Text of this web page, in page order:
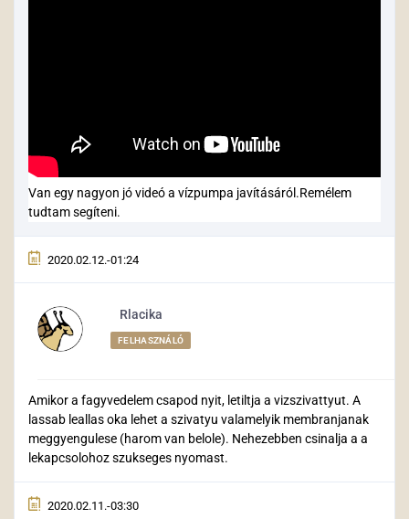
Van egy nagyon jó videó a vízpumpa javításáról.Remélem
tudtam segíteni.
2020.02.12.-01:24
Rlacika
FELHASZNÁLÓ
Amikor a fagyvedelem csapod nyit, letiltja a vizszivattyut. A
lassab leallas oka lehet a szivatyu valamelyik membranjanak
meggyengulese (harom van belole). Nehezebben csinalja a a
lekapcsolohoz szukseges nyomast.
2020.02.11.-03:30